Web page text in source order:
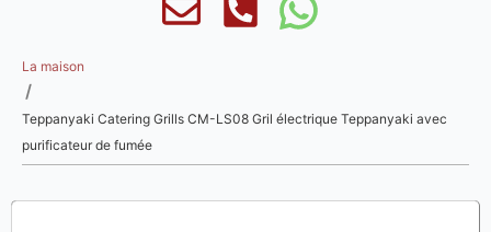
La maison
/
Teppanyaki Catering Grills CM-LS08 Gril électrique Teppanyaki avec
purificateur de fumée